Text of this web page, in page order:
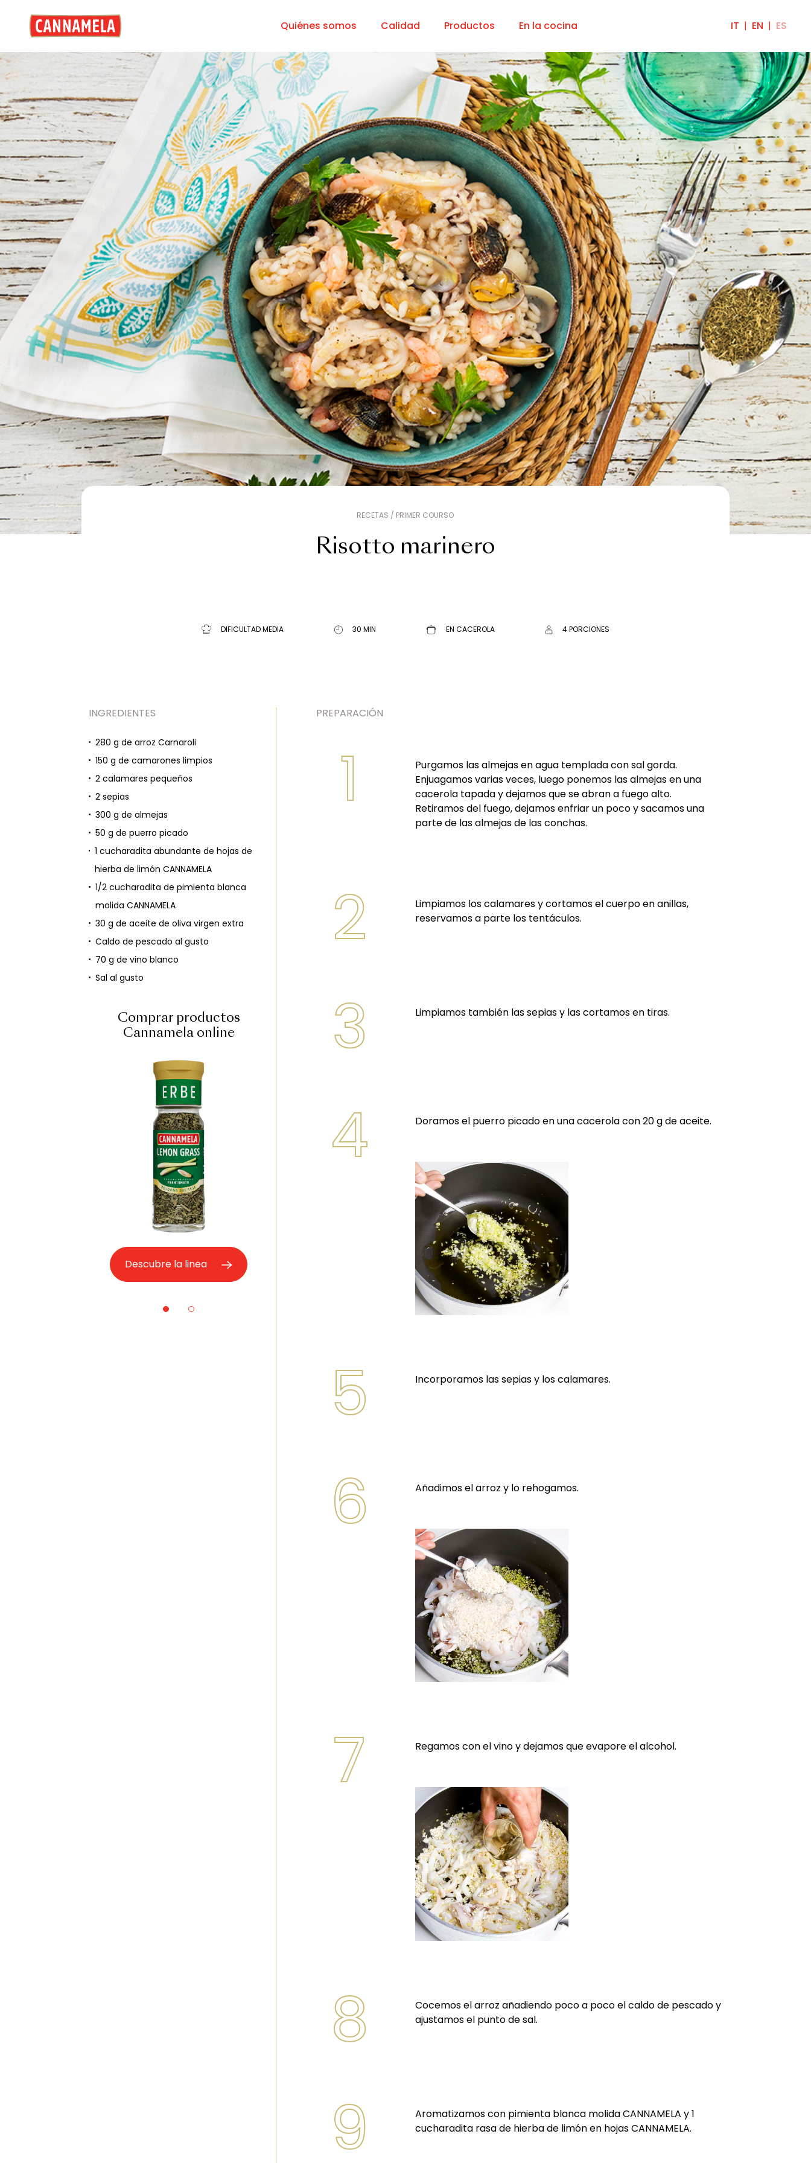
Quiénes somos Calidad Productos En la cocina EN
IT ES
RECETAS / PRIMER COURSO
Risotto marinero
DIFICULTAD MEDIA 30 MIN EN CACEROLA 4 PORCIONES
INGREDIENTES
280 g de arroz Carnaroli
150 g de camarones limpios
2 calamares pequeños
2 sepias
300 g de almejas
50 g de puerro picado
1 cucharadita abundante de hojas de
hierba de limón CANNAMELA
1/2 cucharadita de pimienta blanca
molida CANNAMELA
30 g de aceite de oliva virgen extra
Caldo de pescado al gusto
70 g de vino blanco
Sal al gusto
Comprar productos
Cannamela online
Descubre la linea
PREPARACIÓN
1
Purgamos las almejas en agua templada con sal gorda.
Enjuagamos varias veces, luego ponemos las almejas en una
cacerola tapada y dejamos que se abran a fuego alto.
Retiramos del fuego, dejamos enfriar un poco y sacamos una
parte de las almejas de las conchas.
2
Limpiamos los calamares y cortamos el cuerpo en anillas,
reservamos a parte los tentáculos.
3 Limpiamos también las sepias y las cortamos en tiras.
4 Doramos el puerro picado en una cacerola con 20 g de aceite.
5 Incorporamos las sepias y los calamares.
6 Añadimos el arroz y lo rehogamos.
7 Regamos con el vino y dejamos que evapore el alcohol.
8
Cocemos el arroz añadiendo poco a poco el caldo de pescado y
ajustamos el punto de sal.
9
Aromatizamos con pimienta blanca molida CANNAMELA y 1
cucharadita rasa de hierba de limón en hojas CANNAMELA.